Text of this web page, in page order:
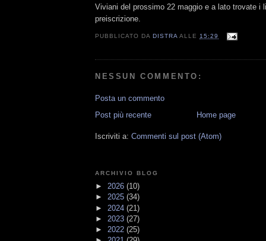
Viviani del prossimo 22 maggio e a lato trovate i
preiscrizione.
PUBBLICATO DA DISTRA ALLE15:29
NESSUN COMMENTO:
Posta un commento
Post più recente
Home page
Iscriviti a: Commenti sul post (Atom)
ARCHIVIO BLOG
► 2026 (10)
► 2025 (34)
► 2024 (21)
► 2023 (27)
► 2022 (25)